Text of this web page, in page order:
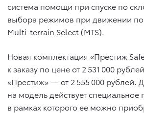
система помощи при спуске по
выбора режимов при движении
Multi-terrain Select (MTS).
Новая комплектация «Престиж
к заказу по цене от 2 531 000
«Престиж» — от 2 555 000 рублей.
на модель действует специальное
в рамках которого ее можно